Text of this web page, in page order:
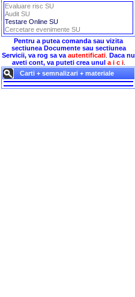
Evaluare risc SU
Audit SU
Testare Online SU
Cercetare evenimente SU
Pentru a putea comanda sau vizita
sectiunea Documente sau sectiunea
Servicii, va rog sa va autentificati Daca nu
aveti cont, va puteti crea unul a i c i.
Carti + semnalizari + materiale